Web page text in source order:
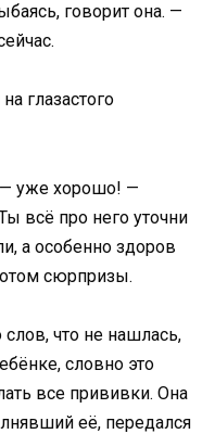
говорит она. —
глазастого
— уже хорошо! —
всё про него уточни
а особенно здоров
сюрпризы.
слов, что не нашлась,
словно это
все прививки. Она
её, передался